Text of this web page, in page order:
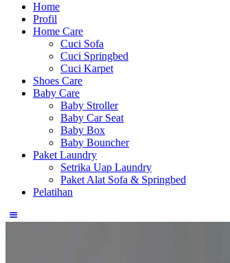
Home
Profil
Home Care
Cuci Sofa
Cuci Springbed
Cuci Karpet
Shoes Care
Baby Care
Baby Stroller
Baby Car Seat
Baby Box
Baby Bouncher
Paket Laundry
Setrika Uap Laundry
Paket Alat Sofa & Springbed
Pelatihan